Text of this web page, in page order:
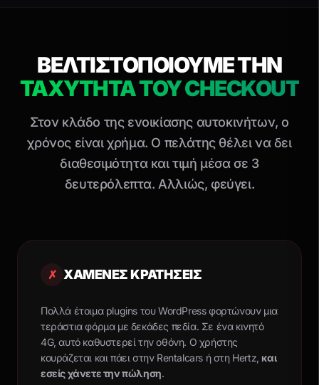
ΒΕΛΤΙΣΤΟΠΟΙΟΥΜΕ ΤΗΝ
ΤΑΧΥΤΗΤΑ ΤΟΥ CHECKOUT
Στον κλάδο της ενοικίασης αυτοκινήτων, ο
χρόνος είναι χρήμα. Ο πελάτης θέλει να δει
διαθεσιμότητα και τιμή μέσα σε 3
δευτερόλεπτα. Αλλιώς, φεύγει.
✗ ΧΑΜΕΝΕΣ ΚΡΑΤΗΣΕΙΣ
Πολλά έτοιμα plugins του WordPress φορτώνουν μια
τεράστια φόρμα με δεκάδες πεδία. Σε ένα κινητό
4G, αυτό καθυστερεί την οθόνη. Ο χρήστης
κουράζεται και πάει στην Rentalcars ή στη Hertz, και
εσείς χάνετε την πώληση.